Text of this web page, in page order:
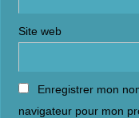
Site web
Enregistrer mon
navigateur pour mon